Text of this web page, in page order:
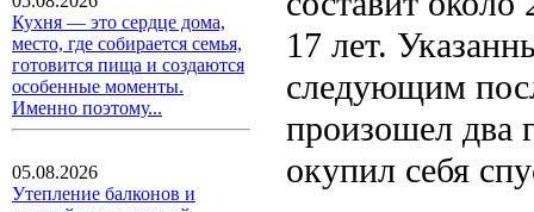
Кухня — это сердце дома,
место, где собирается семья,
готовится пища и создаются
особенные моменты.
Именно поэтому...
05.08.2026
Утепление балконов и
17 лет.
следующим
произошел два
окупил себя